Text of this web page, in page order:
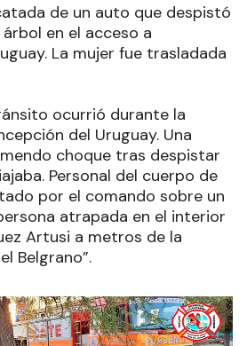
de un auto que despistó
en el acceso a
La mujer fue trasladada
ocurrió durante la
del Uruguay. Una
choque tras despistar
Personal del cuerpo de
por el comando sobre un
atrapada en el interior
Artusi a metros de la
Belgrano”.